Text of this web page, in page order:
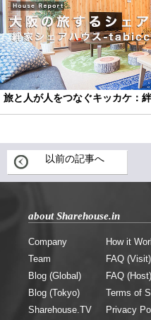
旅と人が人をつなぐキッカケ：
以前の記事へ
about Sharehouse.in
Company
Team
Blog (Global)
Blog (Tokyo)
Sharehouse.TV
How it
FAQ (Visit)
FAQ (Host)
Terms of
Privacy